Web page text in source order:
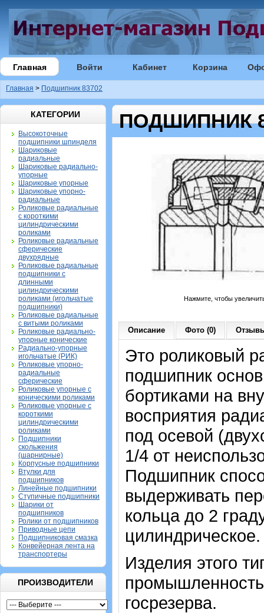
Главная Войти Кабинет Корзина
Главная > Подшипник 83702
КАТЕГОРИИ
Высокоточные
подшипники шпинделя
Шариковые
радиальные
Шариковые радиально-
упорные
Шариковые упорные
Шариковые упорно-
радиальные
Роликовые радиальные
с короткими
цилиндрическими
роликами
Роликовые радиальные
сферические
двухрядные
Роликовые радиальные
подшипники с
длинными
цилиндрическими
роликами (игольчатые
подшипники)
Роликовые радиальные
с витыми роликами
Роликовые радиально-
упорные конические
Радиально-упорные
игольчатые (РИК)
Роликовые упорно-
радиальные
сферические
Роликовые упорные с
коническими роликами
Роликовые упорные с
короткими
цилиндрическими
роликами
Подшипники
скольжения
(шарнирные)
Корпусные подшипники
Втулки для
подшипников
Линейные подшипники
Ступичные подшипники
Шарики от
подшипников
Ролики от подшипников
Приводные цепи
Подшипниковая смазка
Конвейерная лента на
транспортеры
ПРОИЗВОДИТЕЛИ
ПОДШИПНИК
Нажмите, чтобы
Описание Фото (0)
Это роликовый
подшипник
бортиками на
восприятия
под осевой
1/4 от
Подшипник
выдерживать
кольца до 2
цилиндрическое.
Изделия этого
госрезерва.